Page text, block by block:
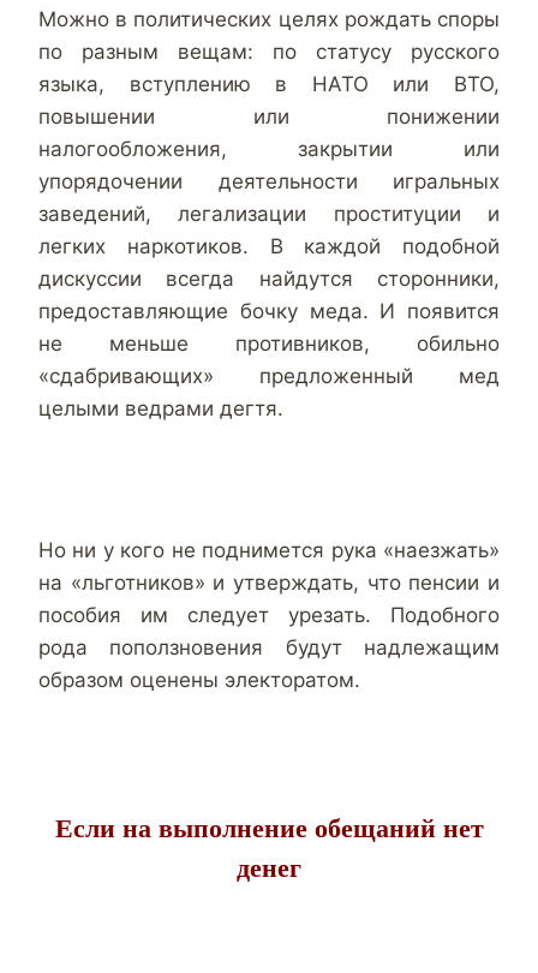
Можно в политических целях рождать споры
по разным вещам: по статусу русского
языка, вступлению в НАТО или ВТО,
повышении или понижении
налогообложения, закрытии или
упорядочении деятельности игральных
заведений, легализации проституции и
легких наркотиков. В каждой подобной
дискуссии всегда найдутся сторонники,
предоставляющие бочку меда. И появится
не меньше противников, обильно
«сдабривающих» предложенный мед
целыми ведрами дегтя.
Но ни у кого не поднимется рука «наезжать»
на «льготников» и утверждать, что пенсии и
пособия им следует урезать. Подобного
рода поползновения будут надлежащим
образом оценены электоратом.
Если на выполнение обещаний нет
денег